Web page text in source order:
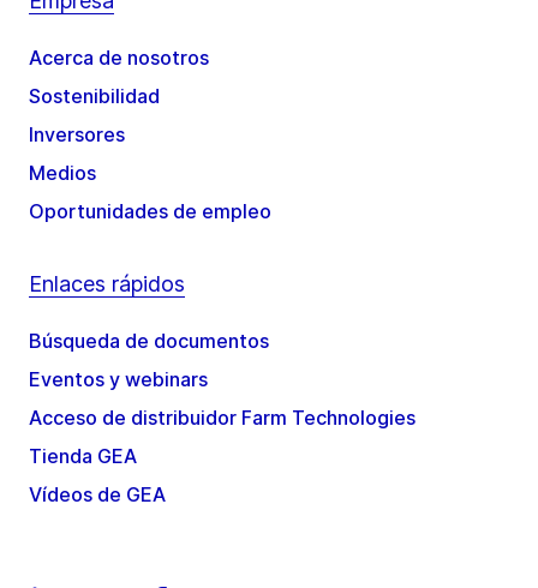
Acerca de nosotros
Sostenibilidad
Inversores
Medios
Oportunidades de empleo
Enlaces rápidos
Búsqueda de documentos
Eventos y webinars
Acceso de distribuidor Farm Technologies
Tienda GEA
Vídeos de GEA